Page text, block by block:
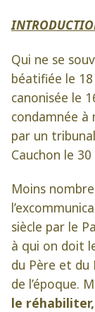
Qui ne se
béatifiée le
canonisée le
condamnée
par un
Cauchon le
Moins
siècle par le
à qui on doit
du Père et du
de l’époque.
le